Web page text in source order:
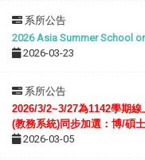
系所公告
2026 Asia Summer School
2026-03-23
系所公告
2026/3/2~3/27為1142學期線
(教務系統)同步加選：博/碩⼠
2026-03-05